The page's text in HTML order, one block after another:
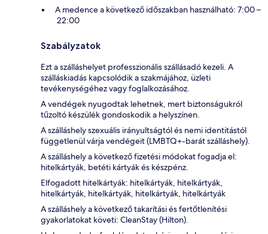
A medence a következő időszakban használható: 7:00 –
22:00
Szabályzatok
Ezt a szálláshelyet professzionális szállásadó kezeli. A
szálláskiadás kapcsolódik a szakmájához, üzleti
tevékenységéhez vagy foglalkozásához.
A vendégek nyugodtak lehetnek, mert biztonságukról
tűzoltó készülék gondoskodik a helyszínen.
A szálláshely szexuális irányultságtól és nemi identitástól
függetlenül várja vendégeit (LMBTQ+-barát szálláshely).
A szálláshely a következő fizetési módokat fogadja el:
hitelkártyák, betéti kártyák és készpénz.
Elfogadott hitelkártyák: hitelkártyák, hitelkártyák,
hitelkártyák, hitelkártyák, hitelkártyák, hitelkártyák
A szálláshely a következő takarítási és fertőtlenítési
gyakorlatokat követi: CleanStay (Hilton).